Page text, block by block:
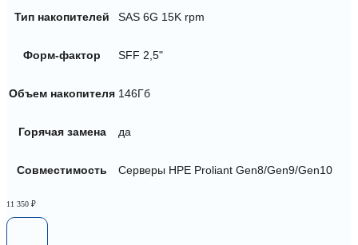
Тип накопителей SAS 6G 15K rpm
Форм-фактор SFF 2,5"
Объем накопителя 146Гб
Горячая замена да
Совместимость Серверы HPE Proliant Gen8/Gen9/Gen10
11 350 ₽